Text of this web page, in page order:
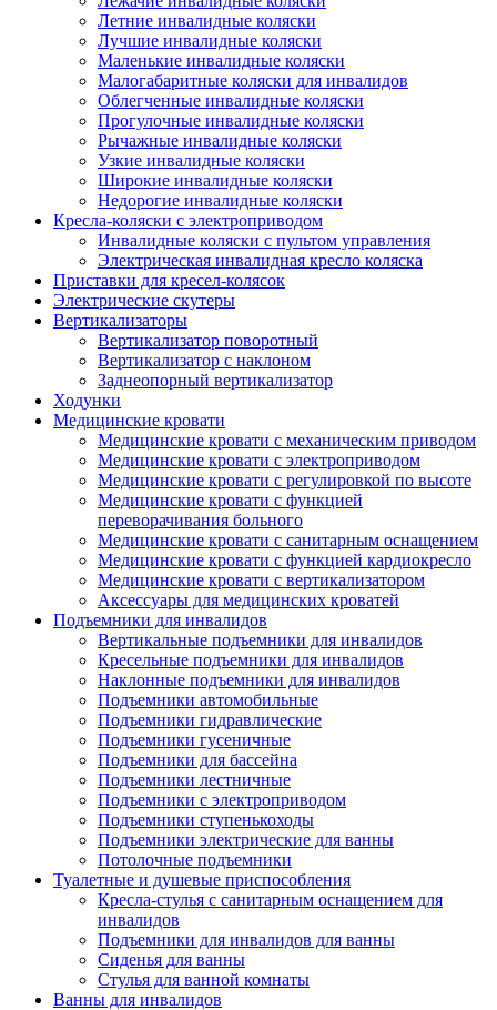
Летние инвалидные коляски
Лучшие инвалидные коляски
Маленькие инвалидные коляски
Малогабаритные коляски для инвалидов
Облегченные инвалидные коляски
Прогулочные инвалидные коляски
Рычажные инвалидные коляски
Узкие инвалидные коляски
Широкие инвалидные коляски
Недорогие инвалидные коляски
Кресла-коляски с электроприводом
Инвалидные коляски с пультом управления
Электрическая инвалидная кресло коляска
Приставки для кресел-колясок
Электрические скутеры
Вертикализаторы
Вертикализатор поворотный
Вертикализатор с наклоном
Заднеопорный вертикализатор
Ходунки
Медицинские кровати
Медицинские кровати с механическим приводом
Медицинские кровати с электроприводом
Медицинские кровати с регулировкой по высоте
Медицинские кровати с функцией
переворачивания больного
Медицинские кровати с санитарным оснащением
Медицинские кровати с функцией кардиокресло
Медицинские кровати с вертикализатором
Аксессуары для медицинских кроватей
Подъемники для инвалидов
Вертикальные подъемники для инвалидов
Кресельные подъемники для инвалидов
Наклонные подъемники для инвалидов
Подъемники автомобильные
Подъемники гидравлические
Подъемники гусеничные
Подъемники для бассейна
Подъемники лестничные
Подъемники с электроприводом
Подъемники ступенькоходы
Подъемники электрические для ванны
Потолочные подъемники
Туалетные и душевые приспособления
Кресла-стулья с санитарным оснащением для
инвалидов
Подъемники для инвалидов для ванны
Сиденья для ванны
Стулья для ванной комнаты
Ванны для инвалидов